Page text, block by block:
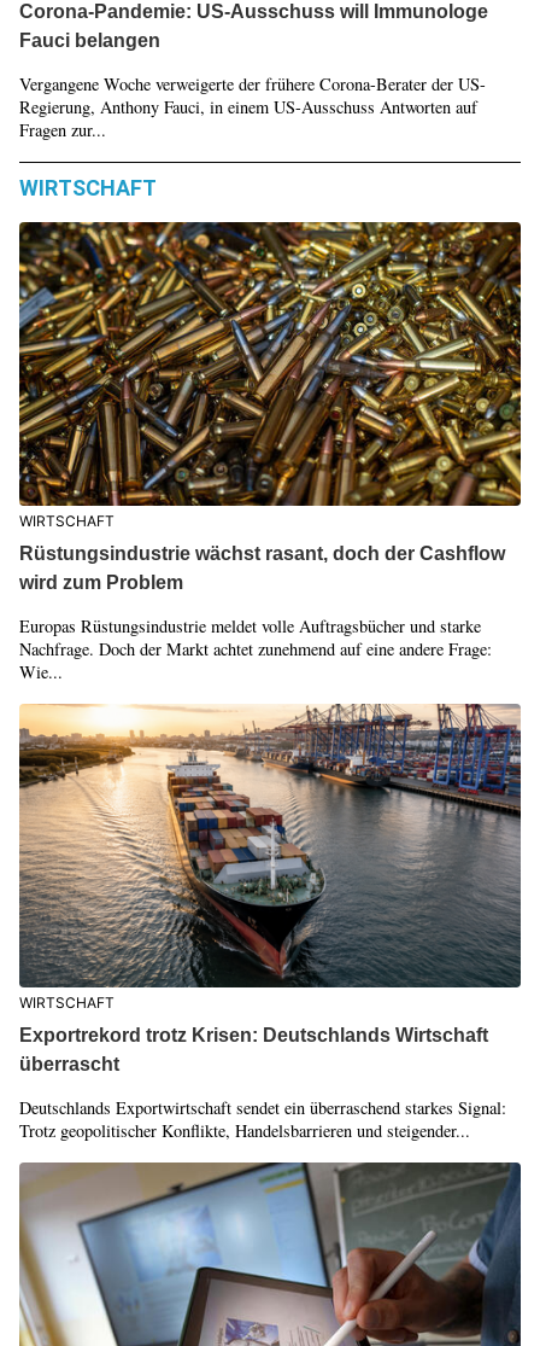
Corona-Pandemie: US-Ausschuss will Immunologe
Fauci belangen
Vergangene Woche verweigerte der frühere Corona-Berater der US-
Regierung, Anthony Fauci, in einem US-Ausschuss Antworten auf
Fragen zur...
WIRTSCHAFT
WIRTSCHAFT
Rüstungsindustrie wächst rasant, doch der Cashflow
wird zum Problem
Europas Rüstungsindustrie meldet volle Auftragsbücher und starke
Nachfrage. Doch der Markt achtet zunehmend auf eine andere Frage:
Wie...
WIRTSCHAFT
Exportrekord trotz Krisen: Deutschlands Wirtschaft
überrascht
Deutschlands Exportwirtschaft sendet ein überraschend starkes Signal:
Trotz geopolitischer Konflikte, Handelsbarrieren und steigender...